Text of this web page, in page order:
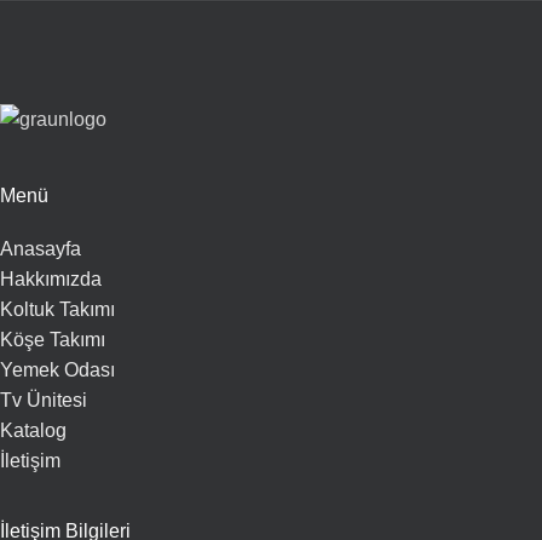
Menü
Anasayfa
Hakkımızda
Koltuk Takımı
Köşe Takımı
Yemek Odası
Tv Ünitesi
Katalog
İletişim
İletişim Bilgileri